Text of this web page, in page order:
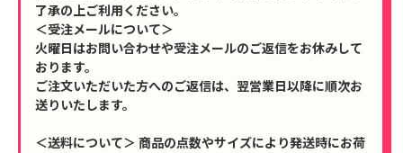
了承の上ご利用ください。
＜受注メールについて＞
火曜日はお問い合わせや受注メールのご返信をお休みして
おります。
ご注文いただいた方へのご返信は、翌営業日以降に順次お
送りいたします。
＜送料について＞ 商品の点数やサイズにより発送時にお荷